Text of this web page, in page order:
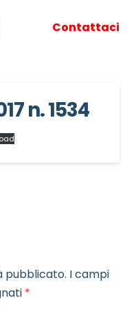
Contattaci
n. 1534
pubblicato. I campi
*